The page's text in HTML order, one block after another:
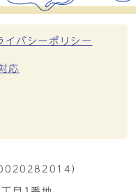
イバシーポリシー
応
）